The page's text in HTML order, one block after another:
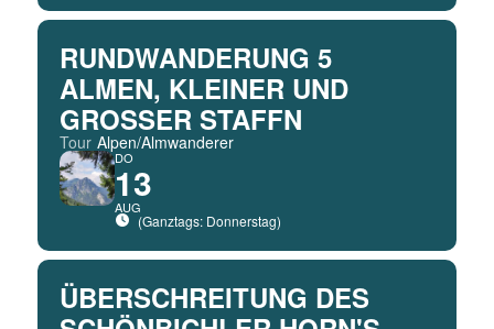
RUNDWANDERUNG 5
ALMEN, KLEINER UND
GROSSER STAFFN
Tour Alpen/Almwanderer
DO
13
AUG
(Ganztags: Donnerstag)
ÜBERSCHREITUNG DES